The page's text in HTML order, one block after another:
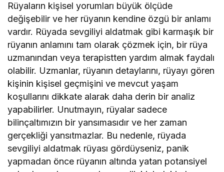
Rüyaların kişisel yorumları büyük ölçüde
değişebilir ve her rüyanın kendine özgü bir anlamı
vardır. Rüyada sevgiliyi aldatmak gibi karmaşık bir
rüyanın anlamını tam olarak çözmek için, bir rüya
uzmanından veya terapistten yardım almak faydalı
olabilir. Uzmanlar, rüyanın detaylarını, rüyayı gören
kişinin kişisel geçmişini ve mevcut yaşam
koşullarını dikkate alarak daha derin bir analiz
yapabilirler. Unutmayın, rüyalar sadece
bilinçaltımızın bir yansımasıdır ve her zaman
gerçekliği yansıtmazlar. Bu nedenle, rüyada
sevgiliyi aldatmak rüyası gördüyseniz, panik
yapmadan önce rüyanın altında yatan potansiyel